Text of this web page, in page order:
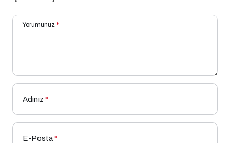
Yorumunuz *
Adınız *
E-Posta*